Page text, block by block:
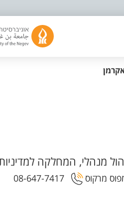
מנהלי, המחלקה
08-647-7417